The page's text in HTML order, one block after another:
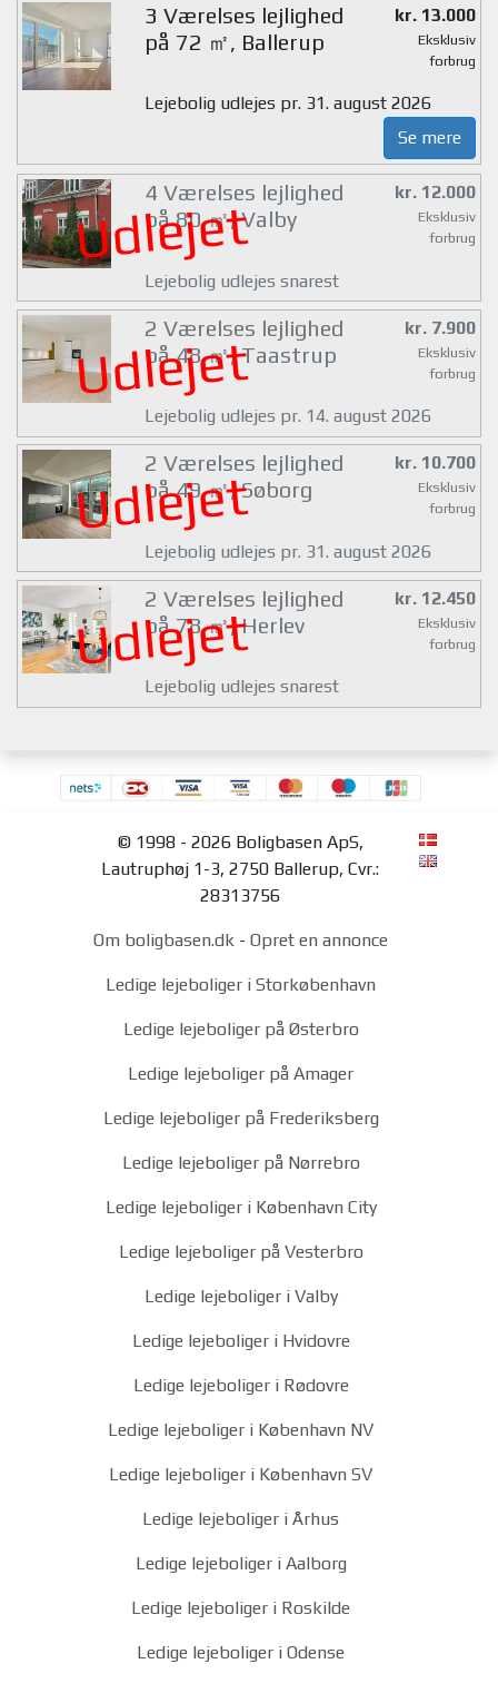
3 Værelses lejlighed
på 72 ㎡, Ballerup
kr. 13.000
Eksklusiv
forbrug
Lejebolig udlejes pr. 31. august 2026
Se mere
Udlejet
4 Værelses lejlighed
på 80 ㎡, Valby
kr. 12.000
Eksklusiv
forbrug
Lejebolig udlejes snarest
Udlejet
2 Værelses lejlighed
på 48 ㎡, Taastrup
kr. 7.900
Eksklusiv
forbrug
Lejebolig udlejes pr. 14. august 2026
Udlejet
2 Værelses lejlighed
på 49 ㎡, Søborg
kr. 10.700
Eksklusiv
forbrug
Lejebolig udlejes pr. 31. august 2026
Udlejet
2 Værelses lejlighed
på 78 ㎡, Herlev
kr. 12.450
Eksklusiv
forbrug
Lejebolig udlejes snarest
© 1998 - 2026 Boligbasen ApS,
Lautruphøj 1-3, 2750 Ballerup, Cvr.:
28313756
Om boligbasen.dk - Opret en annonce
Ledige lejeboliger i Storkøbenhavn
Ledige lejeboliger på Østerbro
Ledige lejeboliger på Amager
Ledige lejeboliger på Frederiksberg
Ledige lejeboliger på Nørrebro
Ledige lejeboliger i København City
Ledige lejeboliger på Vesterbro
Ledige lejeboliger i Valby
Ledige lejeboliger i Hvidovre
Ledige lejeboliger i Rødovre
Ledige lejeboliger i København NV
Ledige lejeboliger i København SV
Ledige lejeboliger i Århus
Ledige lejeboliger i Aalborg
Ledige lejeboliger i Roskilde
Ledige lejeboliger i Odense